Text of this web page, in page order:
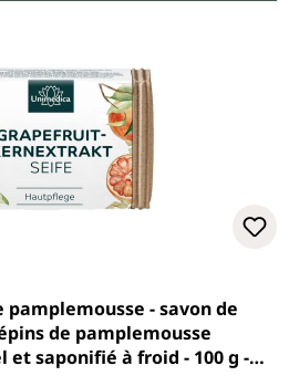
sur 5 étoiles
pamplemousse - savon de
de pamplemousse
saponifié à froid - 100 g -